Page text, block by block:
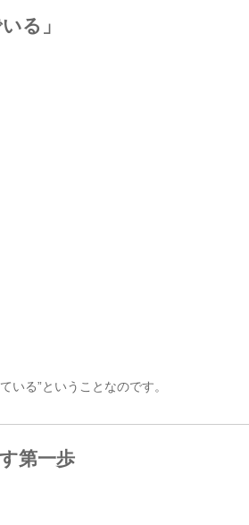
る」
いる”ということなのです。
第一歩